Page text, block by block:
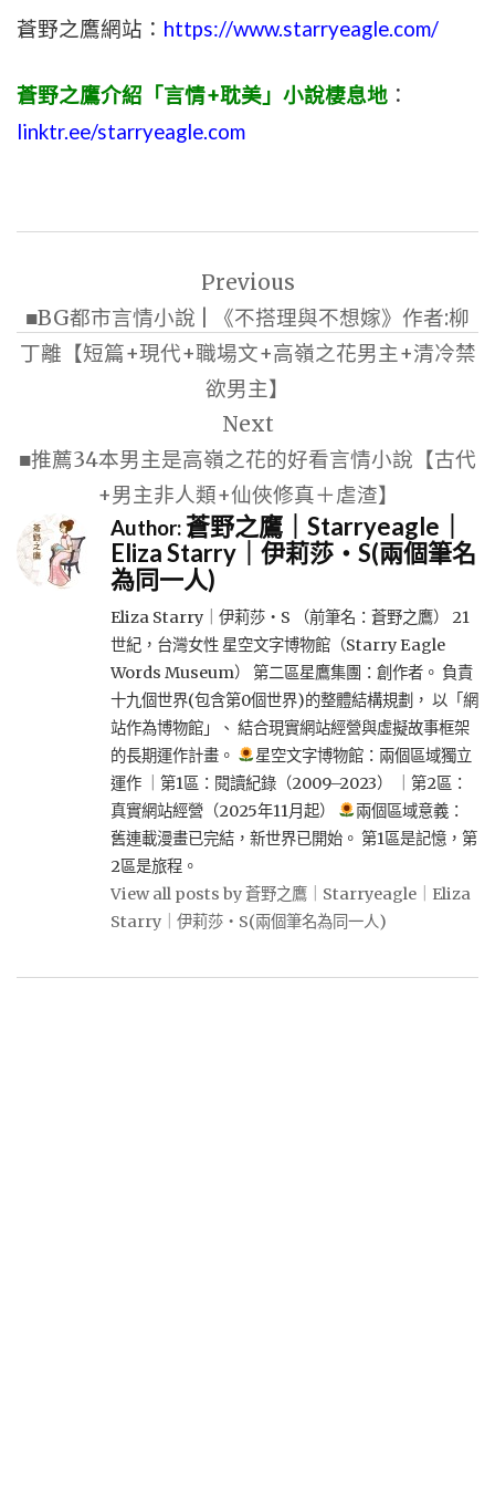
蒼野之鷹網站： https://www.starryeagle.com/
蒼野之鷹介紹「言情+耽美」小說棲息地 ：
linktr.ee/starryeagle.com
導
覽
Previous
■BG都市言情小說 | 《不搭理與不想嫁》作者:柳
丁離【短篇+現代+職場文+高嶺之花男主+清冷禁
欲男主】
Next
■推薦34本男主是高嶺之花的好看言情小說【古代
+男主非人類+仙俠修真＋虐渣】
Author:蒼野之鷹｜Starryeagle｜
Eliza Starry｜伊莉莎・S(兩個筆名
為同一人)
Eliza Starry｜伊莉莎・S （前筆名：蒼野之鷹） 21
世紀，台灣女性 星空文字博物館（Starry Eagle
Words Museum） 第二區星鷹集團：創作者。 負責
十九個世界(包含第0個世界)的整體結構規劃， 以「網
站作為博物館」、 結合現實網站經營與虛擬故事框架
的長期運作計畫。
星空文字博物館：兩個區域獨立
運作 ｜第1區：閱讀紀錄（2009–2023） ｜第2區：
真實網站經營（2025年11月起）
兩個區域意義：
舊連載漫畫已完結，新世界已開始。 第1區是記憶，第
2區是旅程。
View all posts by 蒼野之鷹｜Starryeagle｜Eliza
Starry｜伊莉莎・S(兩個筆名為同一人)